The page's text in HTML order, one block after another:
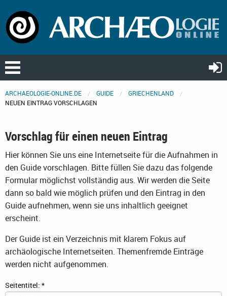
ARCHAEOLOGIE-ONLINE.DE GUIDE
GRIECHENLAND
NEUEN EINTRAG VORSCHLAGEN
Vorschlag für einen neuen Eintrag
Hier können Sie uns eine Internetseite für die Aufnahmen in
den Guide vorschlagen. Bitte füllen Sie dazu das folgende
Formular möglichst vollständig aus. Wir werden die Seite
dann so bald wie möglich prüfen und den Eintrag in den
Guide aufnehmen, wenn sie uns inhaltlich geeignet
erscheint.
Der Guide ist ein Verzeichnis mit klarem Fokus auf
archäologische Internetseiten. Themenfremde Einträge
werden nicht aufgenommen.
Seitentitel: *